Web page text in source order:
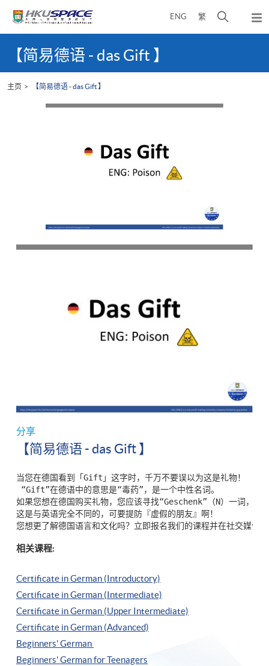
ENG 繁
开
弹
出
单
content【简易德语 - das Gift 】
主页 【简易德语 - das Gift 】
分享
【简易德语 - das Gift 】
当您在德国看到「Gift」这字时，千万不要误以为这是礼物！
“Gift”在德语中的意思是“毒药”，是一个中性名词。
如果您想在德国购买礼物，您应该寻找“Geschenk”（N）一词，
这是与英语完全不同的，可要提防『虚假的朋友』啊！
您想更了解德国语言和文化吗？立即报名我们的课程并在社交媒体
相关课程:
Certificate in German (Introductory)
Certificate in German (Intermediate)
Certificate in German (Upper Intermediate)
Certificate in German (Advanced)
Beginners' German
Beginners' German for Teenagers